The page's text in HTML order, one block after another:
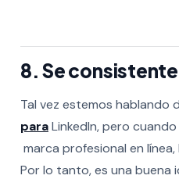
8. Se consistente
Tal vez estemos hablando
paraLinkedIn, pero
marca profesional en
Por lo tanto, es una buena